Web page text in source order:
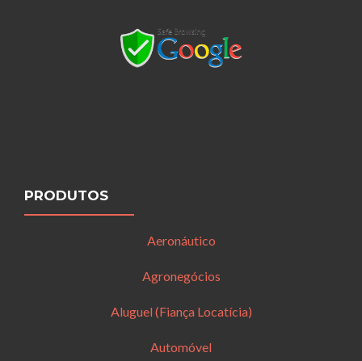
PRODUTOS
Aeronáutico
Agronegócios
Aluguel (Fiança Locatícia)
Automóvel